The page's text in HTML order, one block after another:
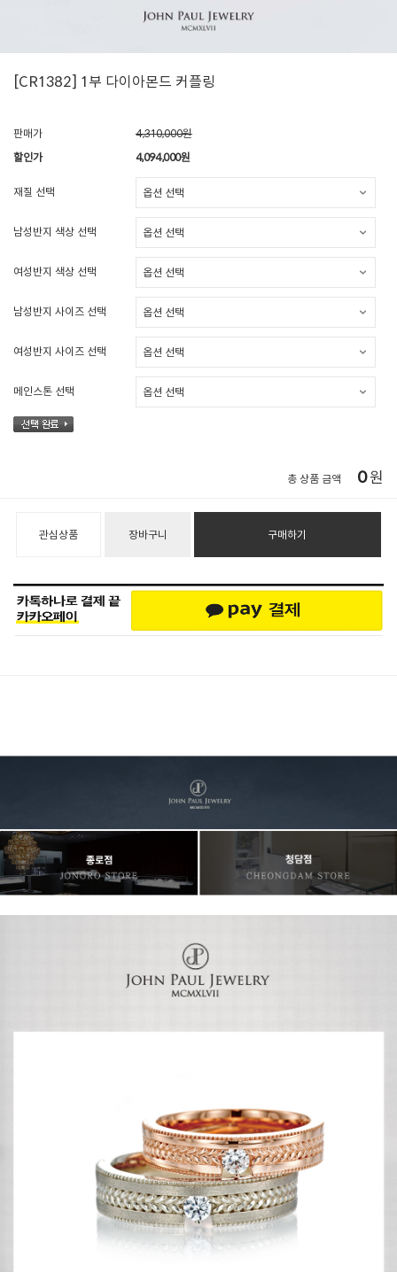
[CR1382] 1부 다이아몬드 커플링
판매가 4,310,000원
할인가 4,094,000원
재질 선택
남성반지 색상 선택
여성반지 색상 선택
남성반지 사이즈 선택
여성반지 사이즈 선택
메인스톤 선택
총 상품 금액 0원
관심상품 장바구니 구매하기